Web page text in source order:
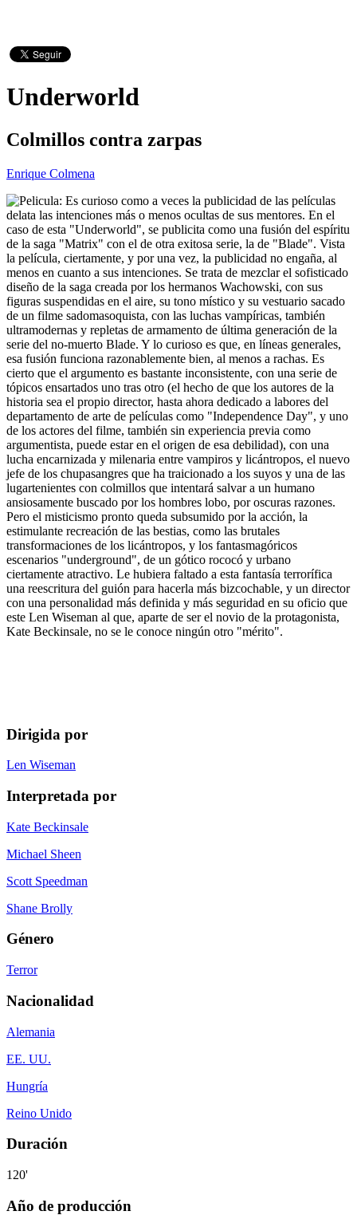
Underworld
Colmillos contra zarpas
Enrique Colmena
Es curioso como a veces la publicidad de las películas
delata las intenciones más o menos ocultas de sus mentores. En el
caso de esta "Underworld", se publicita como una fusión del espíritu
de la saga "Matrix" con el de otra exitosa serie, la de "Blade". Vista
la película, ciertamente, y por una vez, la publicidad no engaña, al
menos en cuanto a sus intenciones. Se trata de mezclar el sofisticado
diseño de la saga creada por los hermanos Wachowski, con sus
figuras suspendidas en el aire, su tono místico y su vestuario sacado
de un filme sadomasoquista, con las luchas vampíricas, también
ultramodernas y repletas de armamento de última generación de la
serie del no-muerto Blade. Y lo curioso es que, en líneas generales,
esa fusión funciona razonablemente bien, al menos a rachas. Es
cierto que el argumento es bastante inconsistente, con una serie de
tópicos ensartados uno tras otro (el hecho de que los autores de la
historia sea el propio director, hasta ahora dedicado a labores del
departamento de arte de películas como "Independence Day", y uno
de los actores del filme, también sin experiencia previa como
argumentista, puede estar en el origen de esa debilidad), con una
lucha encarnizada y milenaria entre vampiros y licántropos, el nuevo
jefe de los chupasangres que ha traicionado a los suyos y una de las
lugartenientes con colmillos que intentará salvar a un humano
ansiosamente buscado por los hombres lobo, por oscuras razones.
Pero el misticismo pronto queda subsumido por la acción, la
estimulante recreación de las bestias, como las brutales
transformaciones de los licántropos, y los fantasmagóricos
escenarios "underground", de un gótico rococó y urbano
ciertamente atractivo. Le hubiera faltado a esta fantasía terrorífica
una reescritura del guión para hacerla más bizcochable, y un director
con una personalidad más definida y más seguridad en su oficio que
este Len Wiseman al que, aparte de ser el novio de la protagonista,
Kate Beckinsale, no se le conoce ningún otro "mérito".
Dirigida por
Len Wiseman
Interpretada por
Kate Beckinsale
Michael Sheen
Scott Speedman
Shane Brolly
Género
Terror
Nacionalidad
Alemania
EE. UU.
Hungría
Reino Unido
Duración
120'
Año de producción